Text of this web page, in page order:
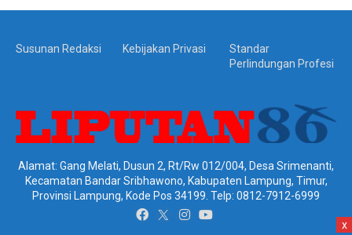
Susunan Redaksi Kebijakan Privasi
Standar
Perlindungan Profesi
Alamat: Gang Melati, Dusun 2, Rt/Rw 012/004, Desa Srimenanti,
Kecamatan Bandar Sribhawono, Kabupaten Lampung, Timur,
Provinsi Lampung, Kode Pos 34199. Telp: 0812-7912-6999
x